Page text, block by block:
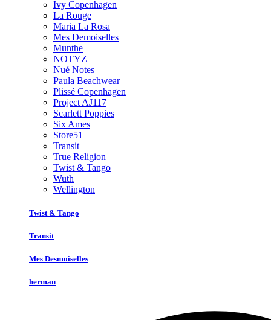
Ivy Copenhagen
La Rouge
Maria La Rosa
Mes Demoiselles
Munthe
NOTYZ
Nué Notes
Paula Beachwear
Plissé Copenhagen
Project AJ117
Scarlett Poppies
Six Ames
Store51
Transit
True Religion
Twist & Tango
Wuth
Wellington
Twist & Tango
Transit
Mes Desmoiselles
herman